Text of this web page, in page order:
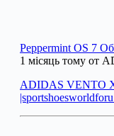
Peppermint OS 7
1 місяць тому от
ADIDAS VENTO